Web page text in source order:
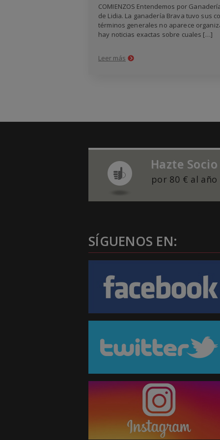
COMIENZOS Entendemos por
de Lidia. La ganadería Brava tuvo sus
términos generales no aparece
hay noticias exactas sobre cuales […]
Leer más
Hazte Socio
por 80 € al año
SÍGUENOS EN: